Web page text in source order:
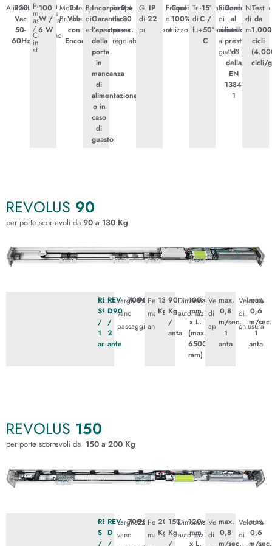
Alimentazione
230
Vac
50-
60Hz
Potenza
massima
assorbita
/
Consumo
in
standby
100
W /
6 W
Motore
Brushless
24
Vdc
con
Encoder
Batteria
di
emergenza
Incorporata.
Garantisce
l’apertura
della
porta
in
mancanza
di
alimentazione
o in
caso
di
guasto
Tempo
di
pausa
regolabile
0 ÷
30
sec.
Grado
di
protezione
IP
22
Frequenza
di
utilizzo
Continuo
100%
Temperatura
di
funzionamento
-15°
C /
+50°
C
Sistema
di
sicurezza
al
guasto
Conforme
al
livello
prestazionale
“d”
della
EN
13849-
1
Numero
di
manovre
Test
da
cicli
cicli/
REVOLUS 90
per porte scorrevoli da 90 a 130 Kg
REV-
S90
/
1
anta
REV-
D90
/
2
ante
Larghezza
vano
passaggio
700÷3000
900÷3000
Peso
massimo
ante
130
Kg
90
Kg
/
anta
Dimensioni
automazione
100×135
mm
x L.
(max.
6500
mm)
Velocità
di
apertura
max.
0,8
m/sec.
1
anta
Velocità
di
chiusura
max.
0,6
m/sec.
1
anta
REVOLUS 150
per porte scorrevoli da 150 a 200 Kg
REV-
S
/
REV-
D
/
Larghezza
vano
700÷3000
900÷3000
Peso
massimo
200
Kg
150
Kg
/
Dimensioni
automazione
120×150
mm
x L.
Velocità
di
max.
0,8
m/sec.
Velocità
di
max.
0,6
m/sec.